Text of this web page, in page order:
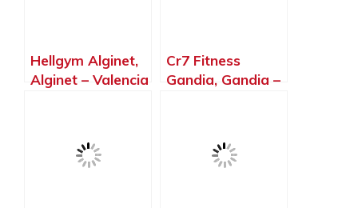
Hellgym Alginet,
Alginet – Valencia
Cr7 Fitness
Gandia, Gandia –